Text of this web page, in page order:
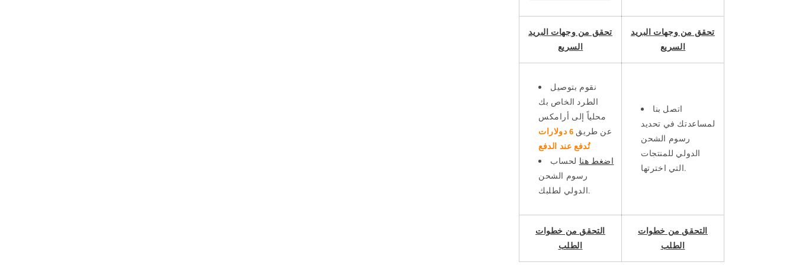
تحقق من وجهات البريد
السريع
تحقق من وجهات البريد
السريع
نقوم بتوصيل
الطرد الخاص بك
محلياً إلى أرامكس
عن طريق 6 دولارات
تُدفع عند الدفع
اضغط هنا لحساب
رسوم الشحن
الدولي لطلبك.
اتصل بنا
لمساعدتك في تحديد
رسوم الشحن
الدولي للمنتجات
التي اخترتها.
التحقق من خطوات
الطلب
التحقق من خطوات
الطلب